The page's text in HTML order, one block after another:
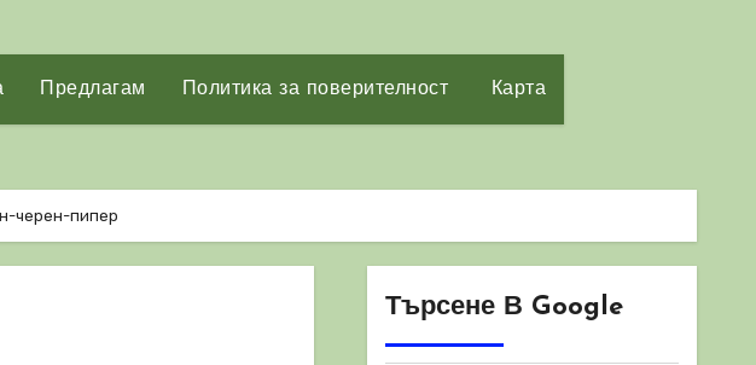
Предлагам Политика за поверителност Карта
черен-пипер
Търсене В Google